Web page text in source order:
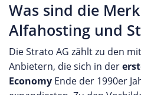
Was sind die
Alfahosting und
Die Strato AG zählt zu den
Anbietern, die sich in der
Economy Ende der 1990er